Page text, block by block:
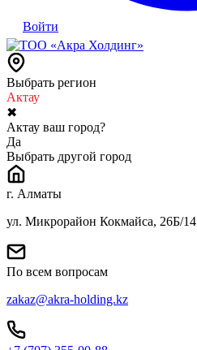
Войти
Выбрать регион
Актау
✖
Актау ваш город?
Да
Выбрать другой город
г. Алматы
ул. Микрорайон Кокмайса, 26Б/14
По всем вопросам
zakaz@akra-holding.kz